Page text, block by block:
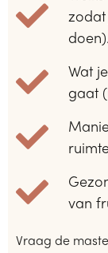
doen).
Wat
gaat
van
Vraag de